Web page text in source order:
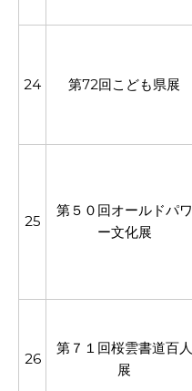
24 第72回こども県展
25
第５０回オールドパワ
ー文化展
26
第７１回桜雲書道百人
展